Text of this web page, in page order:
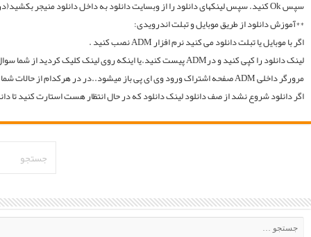
لینک دانلود را کپی کنید و درADM پیست کنید.یا اینکه روی لینک کلیک کردید از شما سوال میکند با چه اپی دانلود شود و شما ADM را انتخاب میکنید.. سپس خود اپ از شما یوزر و پسوورد را سوال میکند یا در